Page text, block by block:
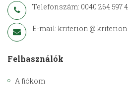
Telefonszám: 0040 264 597
E-mail: kriterion @
Felhasználók
A fiókom